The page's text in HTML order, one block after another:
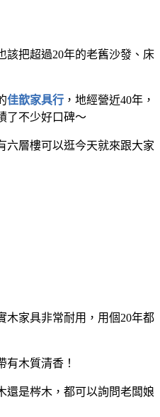
該把超過20年的老舊沙發、床
佳歆家具行 ，地經營近40年，
了不少好口碑～
六層樓可以逛今天就來跟大家
木家具非常耐用，用個20年都
有木質清香！
還是梣木，都可以詢問老闆娘